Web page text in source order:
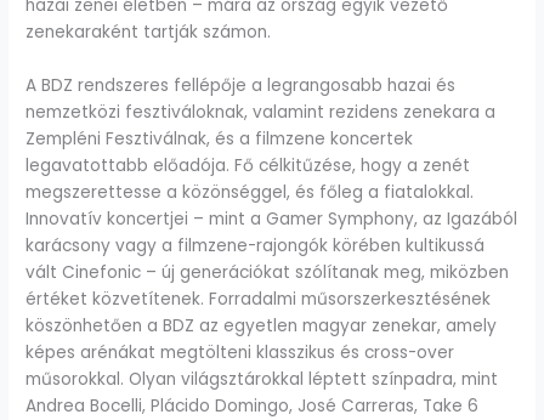
hazai zenei életben – mára az ország egyik vezető
zenekaraként tartják számon.
A BDZ rendszeres fellépője a legrangosabb hazai és
nemzetközi fesztiváloknak, valamint rezidens zenekara a
Zempléni Fesztiválnak, és a filmzene koncertek
legavatottabb előadója. Fő célkitűzése, hogy a zenét
megszerettesse a közönséggel, és főleg a fiatalokkal.
Innovatív koncertjei – mint a Gamer Symphony, az Igazából
karácsony vagy a filmzene-rajongók körében kultikussá
vált Cinefonic – új generációkat szólítanak meg, miközben
értéket közvetítenek. Forradalmi műsorszerkesztésének
köszönhetően a BDZ az egyetlen magyar zenekar, amely
képes arénákat megtölteni klasszikus és cross-over
műsorokkal. Olyan világsztárokkal léptett színpadra, mint
Andrea Bocelli, Plácido Domingo, José Carreras, Take 6